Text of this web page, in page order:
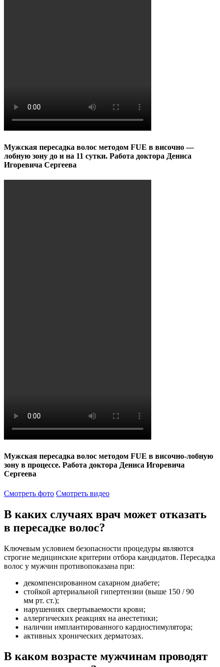
Мужская пересадка волос методом FUE в височно —
лобную зону до и на 11 сутки. Работа доктора Дениса
Игоревича Сергеева
Мужская пересадка волос методом FUE в височно-лобную
зону в процессе. Работа доктора Дениса Игоревича
Сергеева
Смотреть фото Смотреть видео
В каких случаях врач может отказать
в пересадке волос?
Ключевым условием безопасности процедуры являются
строгие медицинские критерии отбора кандидатов. Пересадка
волос у мужчин противопоказана при:
декомпенсированном сахарном диабете;
стойкой артериальной гипертензии (выше 150 / 90
мм рт. ст.);
нарушениях свертываемости крови;
аллергических реакциях на анестетики;
наличии имплантированного кардиостимулятора;
активных хронических дерматозах.
В каком возрасте мужчинам проводят